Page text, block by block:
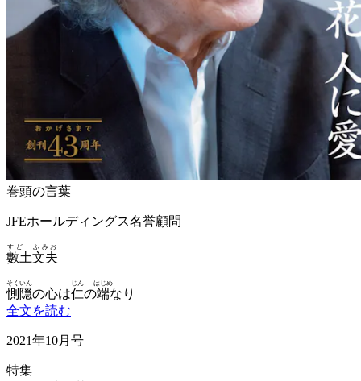
巻頭の言葉
JFEホールディングス名誉顧問
數土文夫
すど ふみお
惻隠
そくいん
の心は仁
じん
の端
はじめ
なり
全文を読む
2021年10月号
特集